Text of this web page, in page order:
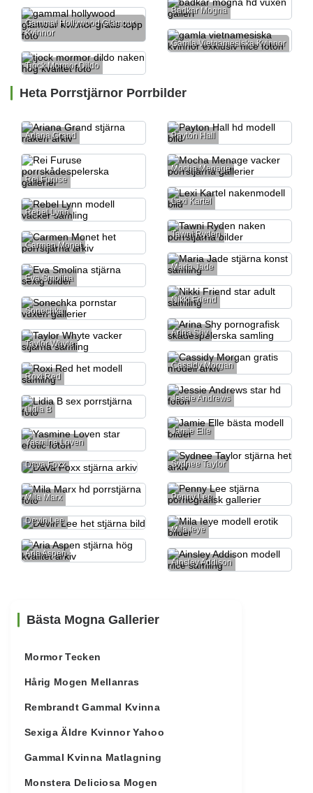
Badkar Mogna
Gammal Hollywood Glamour
Kvinnor
Gamla Vietnamesiska Kvinnor
Tjock Mormor Dildo
Heta Porrstjärnor Porrbilder
Ariana Grand Payton Hall
Rei Furuse
Mocha Menage
Lexi Kartel
Rebel Lynn
Tawni Ryden
Carmen Monet
Maria Jade
Eva Smolina
Nikki Friend
Sonechka
Arina Shy
Taylor Whyte
Cassidy Morgan
Roxi Red
Jessie Andrews
Lidia B
Jamie Elle
Yasmine Loven
Sydnee Taylor
Dava Foxx
Penny Lee
Mila Marx
Mila Ieye
Devin Lee
Aria Aspen
Ainsley Addison
Bästa Mogna Gallerier
Mormor Tecken
Hårig Mogen Mellanras
Rembrandt Gammal Kvinna
Sexiga Äldre Kvinnor Yahoo
Gammal Kvinna Matlagning
Monstera Deliciosa Mogen